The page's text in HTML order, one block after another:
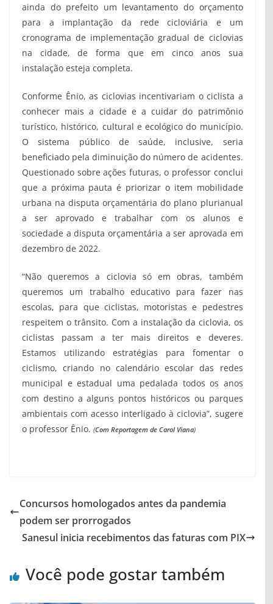
ainda do prefeito um levantamento do orçamento
para a implantação da rede cicloviária e um
cronograma de implementação gradual de ciclovias
na cidade, de forma que em cinco anos sua
instalação esteja completa.
Conforme Ênio, as ciclovias incentivariam o ciclista a
conhecer mais a cidade e a cuidar do patrimônio
turístico, histórico, cultural e ecológico do município.
O sistema público de saúde, inclusive, seria
beneficiado pela diminuição do número de acidentes.
Questionado sobre ações futuras, o professor conclui
que a próxima pauta é priorizar o item mobilidade
urbana na disputa orçamentária do plano plurianual
a ser aprovado e trabalhar com os alunos e
sociedade a disputa orçamentária a ser aprovada em
dezembro de 2022.
“Não queremos a ciclovia só em obras, também
queremos um trabalho educativo para fazer nas
escolas, para que ciclistas, motoristas e pedestres
respeitem o trânsito. Com a instalação da ciclovia, os
ciclistas passam a ter mais direitos e deveres.
Estamos utilizando estratégias para fomentar o
ciclismo, criando no calendário escolar das redes
municipal e estadual uma pedalada todos os anos
com destino a alguns pontos históricos ou parques
ambientais com acesso interligado à ciclovia”, sugere
o professor Ênio. (Com Reportagem de Carol Viana)
Concursos homologados antes da pandemia
podem ser prorrogados
Sanesul inicia recebimentos das faturas com PIX
Você pode gostar também